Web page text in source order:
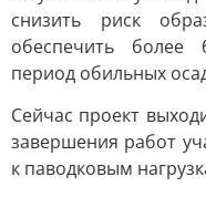
снизить риск
обеспечить
период обильных
Сейчас проект
завершения работ
к паводковым